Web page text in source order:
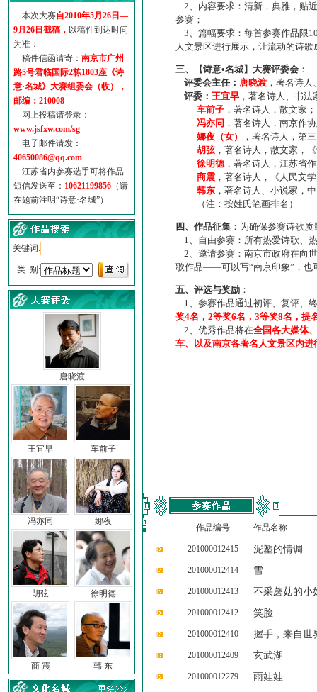
地铁完美呈现【诗意·名城...
参赛作品多达5000多首
“诗意·名城”晒诗会
特别通知--致广大诗词爱好...
本次大赛自2010年5月26日—
9月26日截稿， 以稿件到达时间
为准：
稿件信函请寄： 南京市广州
路5号君临国际2栋1803座《诗
意·名城》大赛组委会（收），
邮编：210008
网上投稿请登录：
www.jsfxw.com/sg
电子邮件请发：
40650086@qq.com
江苏省内参赛选手可将作品
短信发送至： 10621199856 （请
在题前注明“诗意·名城”）
关键词:
类 别:
唐晓渡
王宜早 车前子
冯亦同 娜夜
胡弦 徐明德
商 震 韩 东
2、内容要求：清新，典雅，贴
参赛；
3、篇幅要求：每首参赛作品限
人文景区进行展示，让流动的诗
三、【诗意•名城】大赛评委会 ：
评委会主任： 唐晓渡 ，著名诗
评委： 王宜早 ，著名诗人、书
车前子 ，著名诗人，散文家；
冯亦同 ，著名诗人，南京作
娜夜（女）
，著名诗人，第
胡弦，著名诗人，散文家，
徐明德，著名诗人，江苏省
商震 ，著名诗人，《人民文
韩东 ，著名诗人、小说家，
（注：按姓氏笔画排名）
四、作品征集 ：为确保参赛诗歌
1、自由参赛：所有热爱诗歌、
2、邀请参赛：南京市政府在向
歌作品——可以写“南京印象”，也
五、评选与奖励 ：
1、参赛作品通过初评、复评、
奖4名，2等奖6名，3等奖8名，提
2、优秀作品将在全国各大媒体
车、以及南京各著名人文景区内进
作品编号 作品名称
201000012415 泥塑的情调
201000012414 雪
201000012413 不采蘑菇的小
201000012412 笑脸
201000012410 握手，来自世
201000012409 玄武湖
201000012279 雨娃娃